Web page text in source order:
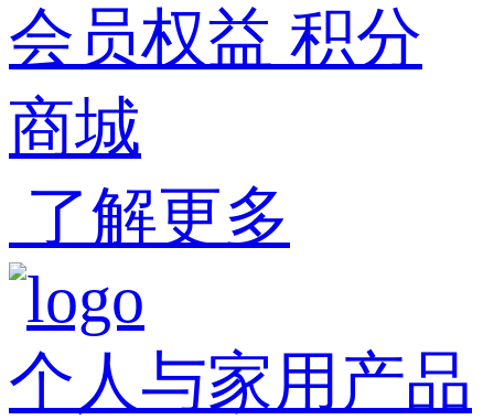
会员权益 积分
商城
了解更多
个人与家用产品